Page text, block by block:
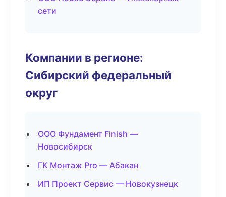
сети
Компании в регионе:
Сибирский федеральный
округ
ООО Фундамент Finish —
Новосибирск
ГК Монтаж Pro — Абакан
ИП Проект Сервис — Новокузнецк